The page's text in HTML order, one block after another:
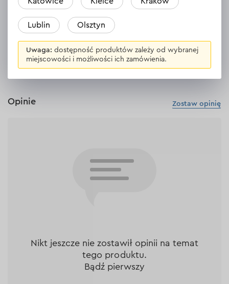
Materiał krawędzi tnącej krawędź diamentowa
WYŚWIETL DANE TECHNICZNE
Zostaw opinię
Opinie
Nikt jeszcze nie zostawił opinii na temat
tego produktu.
Bądź pierwszy
Lublin Olsztyn
Uwaga: dostępność produktów zależy od wybranej
miejscowości i możliwości ich zamówienia.